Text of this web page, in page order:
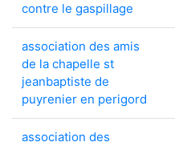
contre le gaspillage
association des amis
de la chapelle st
jeanbaptiste de
puyrenier en perigord
association des